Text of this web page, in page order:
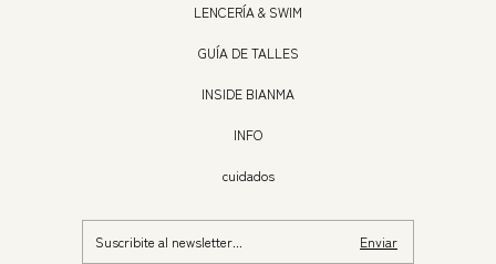
LENCERÍA & SWIM
GUÍA DE TALLES
INSIDE BIANMA
INFO
cuidados